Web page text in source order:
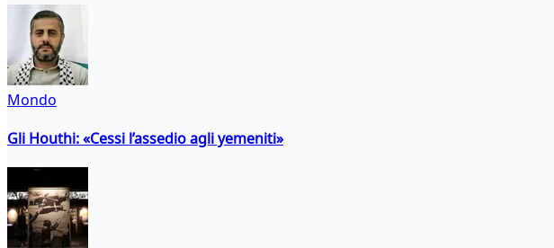
Mondo
Gli Houthi: «Cessi l’assedio agli yemeniti»